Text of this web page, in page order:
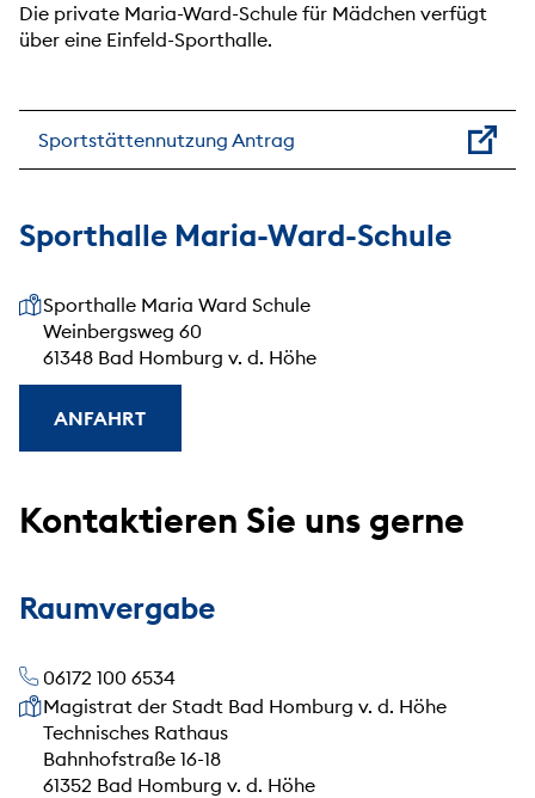
Die private Maria-Ward-Schule für Mädchen verfügt
über eine Einfeld-Sporthalle.
Sportstättennutzung Antrag
Sporthalle Maria-Ward-Schule
Unsere Anschrift
Sporthalle Maria Ward Schule
Weinbergsweg 60
61348 Bad Homburg v. d. Höhe
ANFAHRT
Kontaktieren Sie uns gerne
Raumvergabe
06172 100 6534
Unsere Anschrift
Magistrat der Stadt Bad Homburg v. d. Höhe
Technisches Rathaus
Bahnhofstraße 16-18
61352 Bad Homburg v. d. Höhe